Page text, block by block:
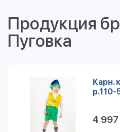
Продукция
Пуговка
Карн.
4 997